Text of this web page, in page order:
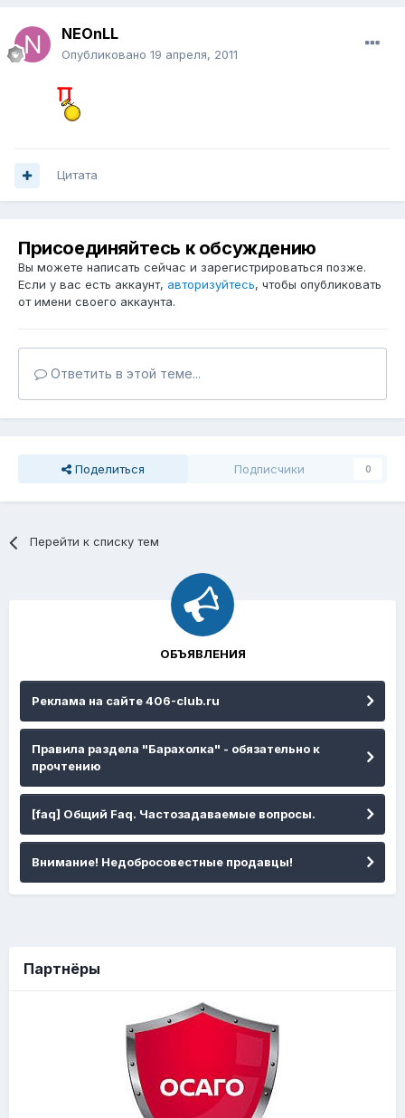
NEOnLL
Опубликовано 19 апреля, 2011
Цитата
Присоединяйтесь к обсуждению
Вы можете написать сейчас и зарегистрироваться позже.
Если у вас есть аккаунт, авторизуйтесь, чтобы опубликовать
от имени своего аккаунта.
Ответить в этой теме...
Поделиться Подписчики 0
Перейти к списку тем
ОБЪЯВЛЕНИЯ
Реклама на сайте 406-club.ru
Правила раздела "Барахолка" - обязательно к
прочтению
[faq] Общий Faq. Частозадаваемые вопросы.
Внимание! Недобросовестные продавцы!
Партнёры